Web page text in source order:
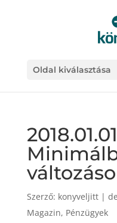
Oldal kiválasztása
Szerző: konyveljitt|
Magazin, Pénzügyek